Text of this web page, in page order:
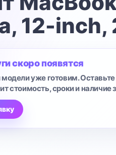
12-inch,
скоро появятся
модели уже готовим. Оставьте
стоимость, сроки и наличие